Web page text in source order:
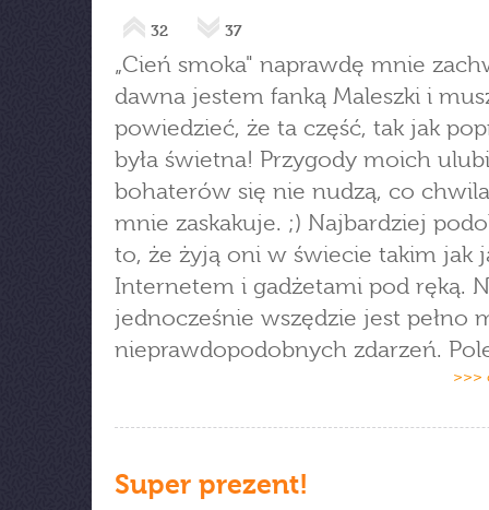
32 37
„Cień smoka" naprawdę mnie
dawna jestem fanką Maleszki i
powiedzieć, że ta część, tak jak
była świetna! Przygody moich
bohaterów się nie nudzą, co
mnie zaskakuje. ;) Najbardziej
to, że żyją oni w świecie takim jak
Internetem i gadżetami pod ręką.
jednocześnie wszędzie jest pełno
nieprawdopodobnych zdarzeń.
>>>
Super prezent!